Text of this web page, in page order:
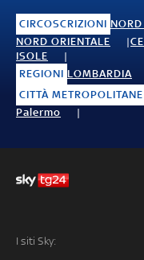
CIRCOSCRIZIONI
NORD ORIENTALE
ISOLE
REGIONI LOMBARDIA
CITTÀ METROPOLITANE
Palermo
I siti Sky: